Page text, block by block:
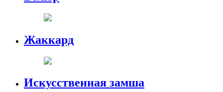
Жаккард
Искусственная замша